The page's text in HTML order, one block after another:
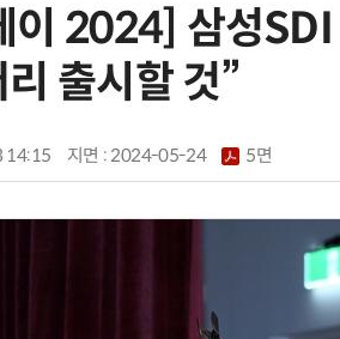
이 2024] 삼성
출시할 것”
14:15 지면 :2024-05-24 5면